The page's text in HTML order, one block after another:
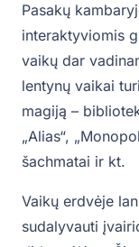
Pasakų
interaktyviomis
vaikų dar
lentynų vaikai
magiją –
„Alias“,
šachmatai ir kt.
Vaikų erdvėje
sudalyvauti